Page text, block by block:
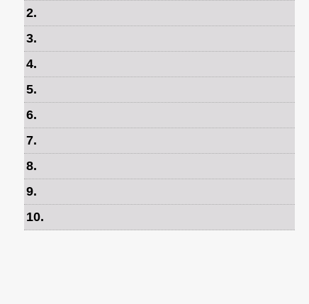
2.
3.
4.
5.
6.
7.
8.
9.
10.